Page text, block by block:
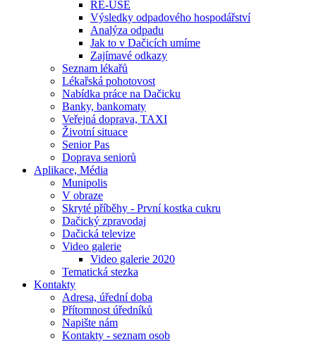
RE-USE
Výsledky odpadového hospodářství
Analýza odpadu
Jak to v Dačicích umíme
Zajímavé odkazy
Seznam lékařů
Lékařská pohotovost
Nabídka práce na Dačicku
Banky, bankomaty
Veřejná doprava, TAXI
Životní situace
Senior Pas
Doprava seniorů
Aplikace, Média
Munipolis
V obraze
Skryté příběhy - První kostka cukru
Dačický zpravodaj
Dačická televize
Video galerie
Video galerie 2020
Tematická stezka
Kontakty
Adresa, úřední doba
Přítomnost úředníků
Napište nám
Kontakty - seznam osob